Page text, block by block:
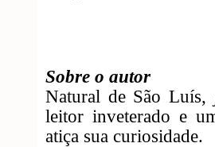
Sobre o autor
Natural de São Luís,
leitor inveterado e
atiça sua curiosidade.